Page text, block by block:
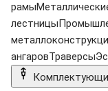
рамы
лестницы
ангаровТраверсы